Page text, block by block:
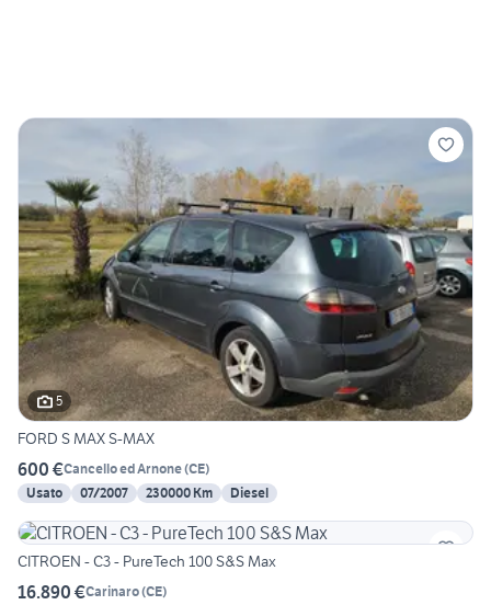
5
FORD S MAX S-MAX
600 €Cancello ed Arnone(CE)
Usato
07/2007 230000 Km Diesel
CITROEN - C3 - PureTech 100 S&S Max
16.890 €Carinaro(CE)